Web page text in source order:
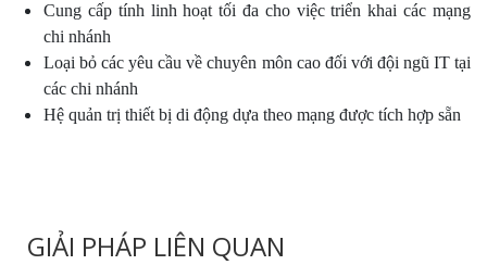
Cung cấp tính linh hoạt tối đa cho việc triển khai các mạng
chi nhánh
Loại bỏ các yêu cầu về chuyên môn cao đối với đội ngũ IT tại
các chi nhánh
Hệ quản trị thiết bị di động dựa theo mạng được tích hợp sẵn
GIẢI PHÁP LIÊN QUAN